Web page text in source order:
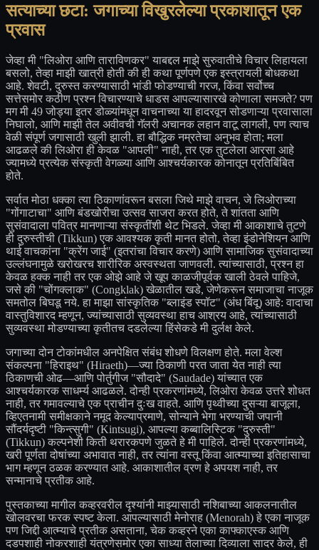
सत्याच्या छटा: जगाच्या विखुरलेल्या प्रकाशातून एक
प्रवास
जेव्हा मी "लिओरा आणि ताराविणकर" याबद्दल माझे सुरुवातीचे विचार लिहायला
बसलो, तेव्हा माझी खात्री होती की ही कथा पूर्णपणे एक इस्त्रायली बोधकथा
आहे. शेवटी, दुरुस्त करण्यासाठी भांडी फोडण्याची गरज, किंवा सर्वोच्च
सत्तेसमोर कठीण प्रश्न विचारण्याचे धाडस आपल्यासारखे कोणाला समजते? पण
मग मी 49 जोड्या इतर डोळ्यांमधून वाचनाच्या या हादरवून सोडणाऱ्या प्रवासाला
निघालो, आणि माझी तेल अवीवची गॅलरी अचानक लहान वाटू लागली, पण त्याच
वेळी संपूर्ण जगासाठी खुली झाली. हा बौद्धिक नम्रतेचा अनुभव होता; मला
आढळले की लिओरा ही केवळ "आपली" नाही, तर एक तुटलेला आरसा आहे
ज्यामध्ये प्रत्येक संस्कृती वेगळ्या आणि आश्चर्यकारक कोनातून प्रतिबिंबित
होते.
सर्वात मोठा धक्का त्या ठिकाणांवरून बसला जिथे माझे वाचन, जे लिओराच्या
"गोंगाटाचा" आणि बंडखोरीचा उत्सव साजरा करत होते, ते शांतता आणि
सुसंवादाला पवित्र मानणाऱ्या संस्कृतींशी थेट भिडले. जेव्हा मी आकाशाचे तुटणे
ही दुरुस्तीची (Tikkun) एक आवश्यक कृती मानत होतो, तेव्हा इंडोनेशियन आणि
थाई वाचकांना "क्रेंग जाई" (इतरांचा विचार करणे) आणि सामाजिक सुसंवादाच्या
उल्लंघनामुळे खरोखरच शारीरिक अस्वस्थता जाणवली. त्यांच्यासाठी, प्रश्न हा
केवळ हक्क नाही तर एक ओझे आहे जे खूप काळजीपूर्वक खाली ठेवले पाहिजे,
जसे की "चोंगक्लाक" (Congklak) खेळातील खडे, जेणेकरून समाजाचा नाजूक
समतोल बिघडू नये. हा माझा सांस्कृतिक "ब्लाइंड स्पॉट" (अंध बिंदू) आहे: वादाचा
वास्तुविशारद म्हणून, ज्यांच्यासाठी सुव्यवस्था हाच आश्रय आहे, त्यांच्यासाठी
सुव्यवस्था मोडण्याच्या कृतीतच दडलेल्या हिंसेकडे मी दुर्लक्ष केले.
जगाच्या दोन टोकांमधील अनपेक्षित संबंध शोधणे विलक्षण होते. मला वेल्श
संकल्पना "हिराइथ" (Hiraeth)—ज्या ठिकाणी परत जाता येत नाही त्या
ठिकाणची ओढ—आणि पोर्तुगीज "सौदादे" (Saudade) यांच्यात एक
आश्चर्यकारक साधर्म्य आढळले. दोन्ही प्रकरणांमध्ये, लिओरा केवळ उत्तरे शोधत
नाही, तर गमावल्याचे एक प्राचीन दुःख वाहते. आणि पृथ्वीच्या दुसऱ्या बाजूला,
व्हिएतनामी समीक्षकाने नमूद केल्याप्रमाणे, सोन्याने भेगा भरण्याची जपानी
सौंदर्यदृष्टी "किन्त्सुगी" (Kintsugi), आपल्या कब्बालिस्टिक "दुरुस्ती"
(Tikkun) कल्पनेशी किती थरारकपणे जुळते हे मी पाहिले. दोन्ही प्रकरणांमध्ये,
खरी पूर्णता दोषांच्या अभावात नाही, तर त्यांना वस्तू किंवा आत्म्याच्या इतिहासाचा
भाग म्हणून ठळक करण्यात आहे. आकाशातील व्रण हे अपयश नाही, तर
सन्मानाचे प्रतीक आहे.
पुस्तकाच्या मागील कव्हरवरील दृश्यांनी माझ्यासाठी नशिबाच्या आकलनातील
खोलवरचा फरक स्पष्ट केला. आपल्यासाठी मेनोराह (Menorah) हे एका नाजूक
पण जिद्दी आत्म्याचे प्रतीक असताना, चेक कव्हरने एका काफ्काएस्क आणि
दडपशाही नोकरशाही यंत्रणेसमोर एका साध्या तेलाच्या दिव्याला सादर केले, ही